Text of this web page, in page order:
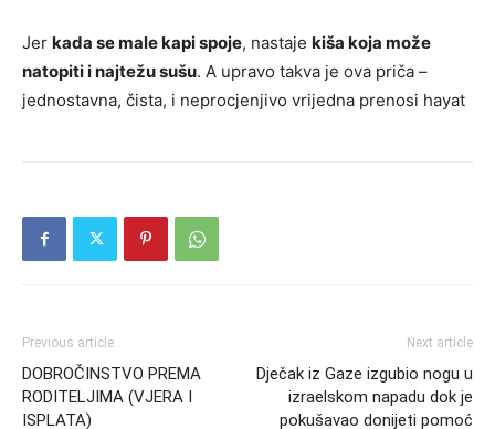
Jer kada se male kapi spoje, nastaje kiša koja može
natopiti i najtežu sušu. A upravo takva je ova priča –
jednostavna, čista, i neprocjenjivo vrijedna prenosi hayat
Previous article
DOBROČINSTVO PREMA
RODITELJIMA (VJERA I
ISPLATA)
Next article
Dječak iz Gaze izgubio nogu u
izraelskom napadu dok je
pokušavao donijeti pomoć